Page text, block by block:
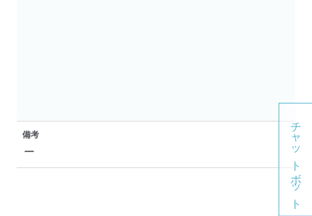
備考
ー チャットボット